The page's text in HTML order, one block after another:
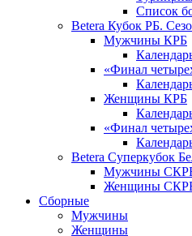
Список
Betera Кубок РБ.
Мужчины КРБ
«Финал
Женщины КРБ
«Финал
Betera Суперкубок
Мужчины
Женщины
Сборные
Мужчины
Женщины